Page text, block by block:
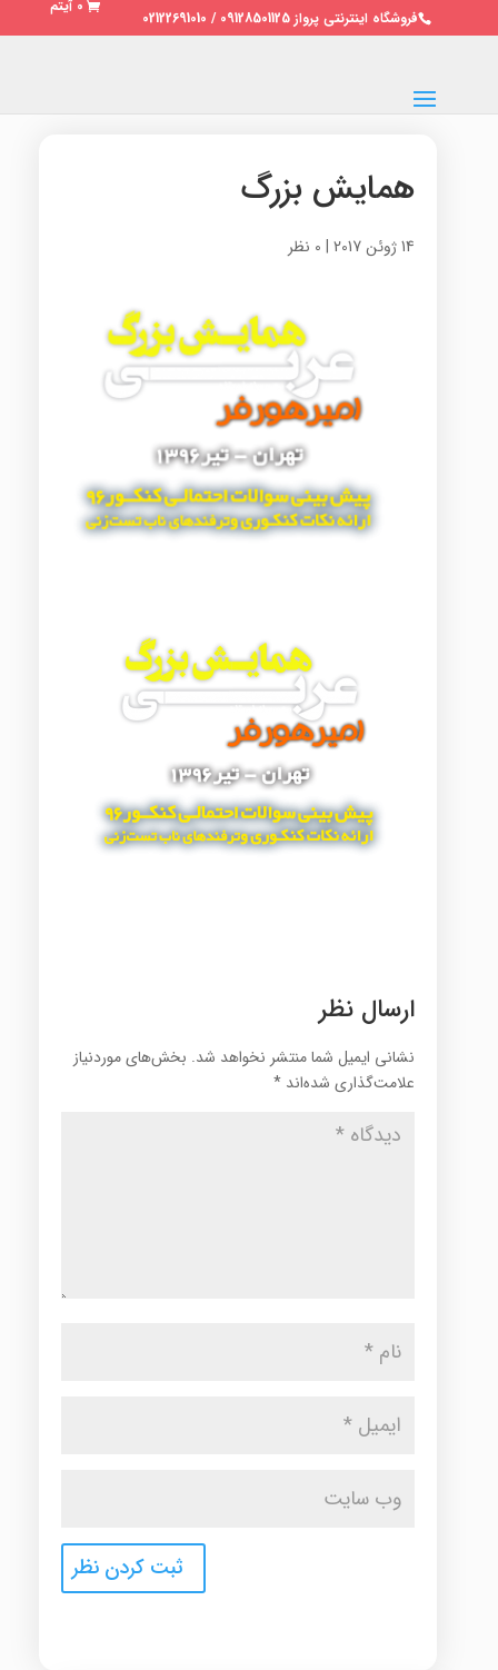
فروشگاه اینترنتی پرواز 09128501125 / 02122691010
0 آیتم
همایش بزرگ
14 ژوئن 2017 | 0 نظر
ارسال نظر
نشانی ایمیل شما منتشر نخواهد شد. بخش‌های موردنیاز
علامت‌گذاری شده‌اند *